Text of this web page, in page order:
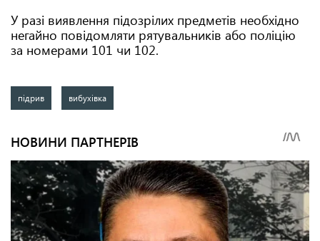
У разі виявлення підозрілих предметів необхідно
негайно повідомляти рятувальників або поліцію
за номерами 101 чи 102.
підрив вибухівка